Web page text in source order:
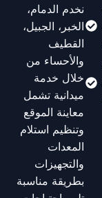
نخدم الدمام،
الخبر، الجبيل،
القطيف
والأحساء من
خلال خدمة
ميدانية تشمل
معاينة الموقع
وتنظيم استلام
المعدات
والتجهيزات
بطريقة مناسبة